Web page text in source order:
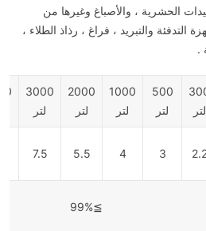
الحشرية ، والأصباغ وغيرها من
والتبريد ، فراغ ، رذاذ الطلاء ،
.
لتر
500
لتر
1000
لتر
2000
لتر
3000
لتر
3
4
5.5
7.5
≧99%